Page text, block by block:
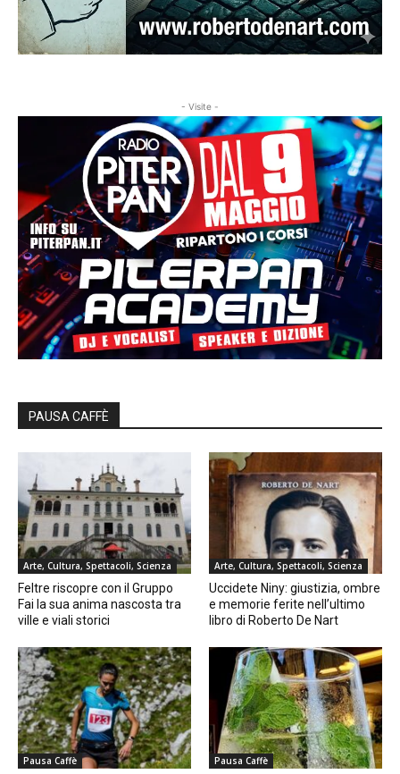
- Visite -
PAUSA CAFFÈ
Arte, Cultura, Spettacoli, Scienza
Feltre riscopre con il Gruppo
Fai la sua anima nascosta tra
ville e viali storici
Arte, Cultura, Spettacoli, Scienza
Uccidete Niny: giustizia, ombre
e memorie ferite nell’ultimo
libro di Roberto De Nart
Pausa Caffè Pausa Caffè